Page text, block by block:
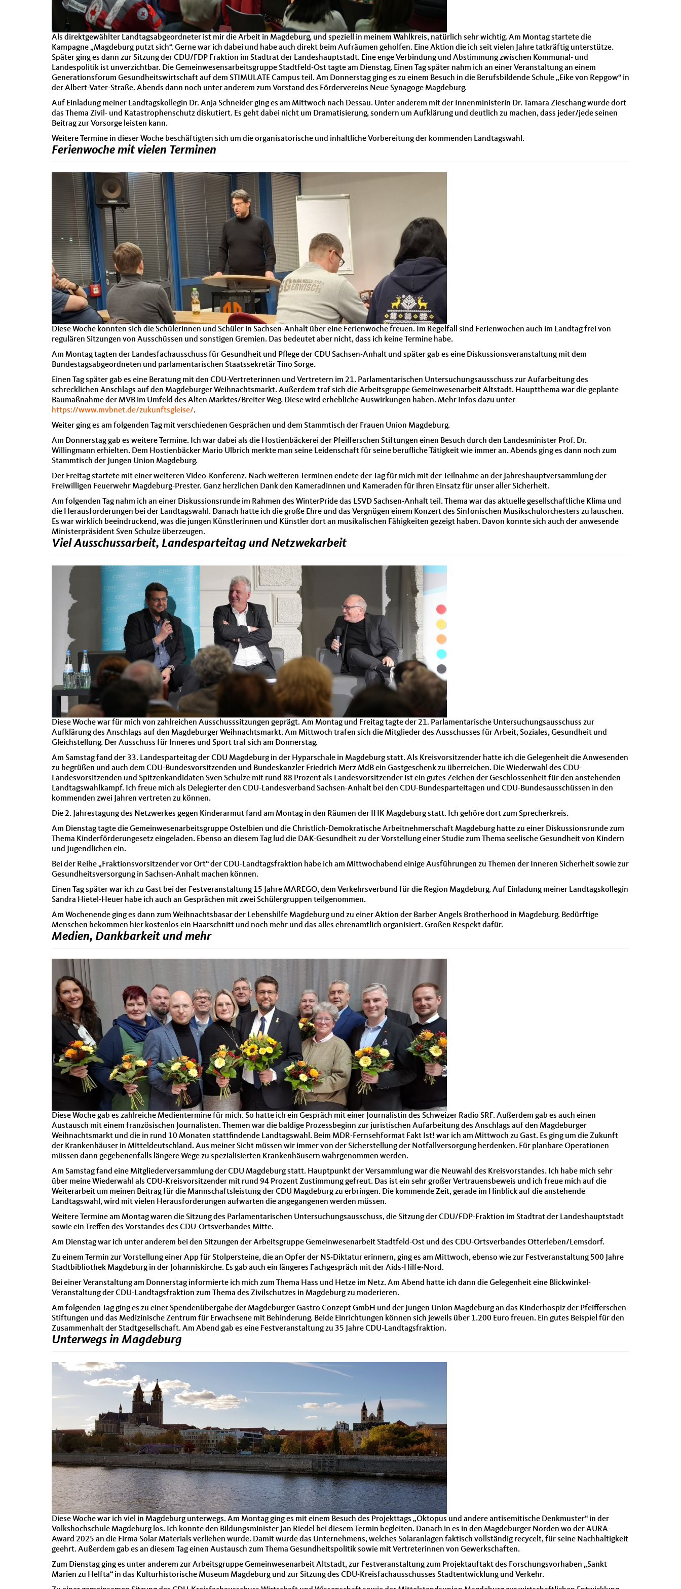
Als direktgewählter Landtagsabgeordneter ist mir die Arbeit in Magdeburg, und speziell in meinem Wahlkreis, natürlich sehr wichtig. Am Montag startete die
Kampagne „Magdeburg putzt sich“. Gerne war ich dabei und habe auch direkt beim Aufräumen geholfen. Eine Aktion die ich seit vielen Jahre tatkräftig unterstütze.
Später ging es dann zur Sitzung der CDU/FDP Fraktion im Stadtrat der Landeshauptstadt. Eine enge Verbindung und Abstimmung zwischen Kommunal- und
Landespolitik ist unverzichtbar. Die Gemeinwesensarbeitsgruppe Stadtfeld-Ost tagte am Dienstag. Einen Tag später nahm ich an einer Veranstaltung an einem
Generationsforum Gesundheitswirtschaft auf dem STIMULATE Campus teil. Am Donnerstag ging es zu einem Besuch in die Berufsbildende Schule „Eike von Repgow“ in
der Albert-Vater-Straße. Abends dann noch unter anderem zum Vorstand des Fördervereins Neue Synagoge Magdeburg.
Auf Einladung meiner Landtagskollegin Dr. Anja Schneider ging es am Mittwoch nach Dessau. Unter anderem mit der Innenministerin Dr. Tamara Zieschang wurde dort
das Thema Zivil- und Katastrophenschutz diskutiert. Es geht dabei nicht um Dramatisierung, sondern um Aufklärung und deutlich zu machen, dass jeder/jede seinen
Beitrag zur Vorsorge leisten kann.
Weitere Termine in dieser Woche beschäftigten sich um die organisatorische und inhaltliche Vorbereitung der kommenden Landtagswahl.
Ferienwoche mit vielen Terminen
Diese Woche konnten sich die Schülerinnen und Schüler in Sachsen-Anhalt über eine Ferienwoche freuen. Im Regelfall sind Ferienwochen auch im Landtag frei von
regulären Sitzungen von Ausschüssen und sonstigen Gremien. Das bedeutet aber nicht, dass ich keine Termine habe.
Am Montag tagten der Landesfachausschuss für Gesundheit und Pflege der CDU Sachsen-Anhalt und später gab es eine Diskussionsveranstaltung mit dem
Bundestagsabgeordneten und parlamentarischen Staatssekretär Tino Sorge.
Einen Tag später gab es eine Beratung mit den CDU-Vertreterinnen und Vertretern im 21. Parlamentarischen Untersuchungsausschuss zur Aufarbeitung des
schrecklichen Anschlags auf den Magdeburger Weihnachtsmarkt. Außerdem traf sich die Arbeitsgruppe Gemeinwesenarbeit Altstadt. Hauptthema war die geplante
Baumaßnahme der MVB im Umfeld des Alten Marktes/Breiter Weg. Diese wird erhebliche Auswirkungen haben. Mehr Infos dazu unter
https://www.mvbnet.de/zukunftsgleise/.
Weiter ging es am folgenden Tag mit verschiedenen Gesprächen und dem Stammtisch der Frauen Union Magdeburg.
Am Donnerstag gab es weitere Termine. Ich war dabei als die Hostienbäckerei der Pfeifferschen Stiftungen einen Besuch durch den Landesminister Prof. Dr.
Willingmann erhielten. Dem Hostienbäcker Mario Ulbrich merkte man seine Leidenschaft für seine berufliche Tätigkeit wie immer an. Abends ging es dann noch zum
Stammtisch der Jungen Union Magdeburg.
Der Freitag startete mit einer weiteren Video-Konferenz. Nach weiteren Terminen endete der Tag für mich mit der Teilnahme an der Jahreshauptversammlung der
Freiwilligen Feuerwehr Magdeburg-Prester. Ganz herzlichen Dank den Kameradinnen und Kameraden für ihren Einsatz für unser aller Sicherheit.
Am folgenden Tag nahm ich an einer Diskussionsrunde im Rahmen des WinterPride das LSVD Sachsen-Anhalt teil. Thema war das aktuelle gesellschaftliche Klima und
die Herausforderungen bei der Landtagswahl. Danach hatte ich die große Ehre und das Vergnügen einem Konzert des Sinfonischen Musikschulorchesters zu lauschen.
Es war wirklich beeindruckend, was die jungen Künstlerinnen und Künstler dort an musikalischen Fähigkeiten gezeigt haben. Davon konnte sich auch der anwesende
Ministerpräsident Sven Schulze überzeugen.
Viel Ausschussarbeit, Landesparteitag und Netzwekarbeit
Diese Woche war für mich von zahlreichen Ausschusssitzungen geprägt. Am Montag und Freitag tagte der 21. Parlamentarische Untersuchungsausschuss zur
Aufklärung des Anschlags auf den Magdeburger Weihnachtsmarkt. Am Mittwoch trafen sich die Mitglieder des Ausschusses für Arbeit, Soziales, Gesundheit und
Gleichstellung. Der Ausschuss für Inneres und Sport traf sich am Donnerstag.
Am Samstag fand der 33. Landesparteitag der CDU Magdeburg in der Hyparschale in Magdeburg statt. Als Kreisvorsitzender hatte ich die Gelegenheit die Anwesenden
zu begrüßen und auch dem CDU-Bundesvorsitzenden und Bundeskanzler Friedrich Merz MdB ein Gastgeschenk zu überreichen. Die Wiederwahl des CDU-
Landesvorsitzenden und Spitzenkandidaten Sven Schulze mit rund 88 Prozent als Landesvorsitzender ist ein gutes Zeichen der Geschlossenheit für den anstehenden
Landtagswahlkampf. Ich freue mich als Delegierter den CDU-Landesverband Sachsen-Anhalt bei den CDU-Bundesparteitagen und CDU-Bundesausschüssen in den
kommenden zwei Jahren vertreten zu können.
Die 2. Jahrestagung des Netzwerkes gegen Kinderarmut fand am Montag in den Räumen der IHK Magdeburg statt. Ich gehöre dort zum Sprecherkreis.
Am Dienstag tagte die Gemeinwesenarbeitsgruppe Ostelbien und die Christlich-Demokratische Arbeitnehmerschaft Magdeburg hatte zu einer Diskussionsrunde zum
Thema Kinderförderungesetz eingeladen. Ebenso an diesem Tag lud die DAK-Gesundheit zu der Vorstellung einer Studie zum Thema seelische Gesundheit von Kindern
und Jugendlichen ein.
Bei der Reihe „Fraktionsvorsitzender vor Ort“ der CDU-Landtagsfraktion habe ich am Mittwochabend einige Ausführungen zu Themen der Inneren Sicherheit sowie zur
Gesundheitsversorgung in Sachsen-Anhalt machen können.
Einen Tag später war ich zu Gast bei der Festveranstaltung 15 Jahre MAREGO, dem Verkehrsverbund für die Region Magdeburg. Auf Einladung meiner Landtagskollegin
Sandra Hietel-Heuer habe ich auch an Gesprächen mit zwei Schülergruppen teilgenommen.
Am Wochenende ging es dann zum Weihnachtsbasar der Lebenshilfe Magdeburg und zu einer Aktion der Barber Angels Brotherhood in Magdeburg. Bedürftige
Menschen bekommen hier kostenlos ein Haarschnitt und noch mehr und das alles ehrenamtlich organisiert. Großen Respekt dafür.
Medien, Dankbarkeit und mehr
Diese Woche gab es zahlreiche Medientermine für mich. So hatte ich ein Gespräch mit einer Journalistin des Schweizer Radio SRF. Außerdem gab es auch einen
Austausch mit einem französischen Journalisten. Themen war die baldige Prozessbeginn zur juristischen Aufarbeitung des Anschlags auf den Magdeburger
Weihnachtsmarkt und die in rund 10 Monaten stattfindende Landtagswahl. Beim MDR-Fernsehformat Fakt Ist! war ich am Mittwoch zu Gast. Es ging um die Zukunft
der Krankenhäuser in Mitteldeutschland. Aus meiner Sicht müssen wir immer von der Sicherstellung der Notfallversorgung herdenken. Für planbare Operationen
müssen dann gegebenenfalls längere Wege zu spezialisierten Krankenhäusern wahrgenommen werden.
Am Samstag fand eine Mitgliederversammlung der CDU Magdeburg statt. Hauptpunkt der Versammlung war die Neuwahl des Kreisvorstandes. Ich habe mich sehr
über meine Wiederwahl als CDU-Kreisvorsitzender mit rund 94 Prozent Zustimmung gefreut. Das ist ein sehr großer Vertrauensbeweis und ich freue mich auf die
Weiterarbeit um meinen Beitrag für die Mannschaftsleistung der CDU Magdeburg zu erbringen. Die kommende Zeit, gerade im Hinblick auf die anstehende
Landtagswahl, wird mit vielen Herausforderungen aufwarten die angegangenen werden müssen.
Weitere Termine am Montag waren die Sitzung des Parlamentarischen Untersuchungsausschuss, die Sitzung der CDU/FDP-Fraktion im Stadtrat der Landeshauptstadt
sowie ein Treffen des Vorstandes des CDU-Ortsverbandes Mitte.
Am Dienstag war ich unter anderem bei den Sitzungen der Arbeitsgruppe Gemeinwesenarbeit Stadtfeld-Ost und des CDU-Ortsverbandes Otterleben/Lemsdorf.
Zu einem Termin zur Vorstellung einer App für Stolpersteine, die an Opfer der NS-Diktatur erinnern, ging es am Mittwoch, ebenso wie zur Festveranstaltung 500 Jahre
Stadtbibliothek Magdeburg in der Johanniskirche. Es gab auch ein längeres Fachgespräch mit der Aids-Hilfe-Nord.
Bei einer Veranstaltung am Donnerstag informierte ich mich zum Thema Hass und Hetze im Netz. Am Abend hatte ich dann die Gelegenheit eine Blickwinkel-
Veranstaltung der CDU-Landtagsfraktion zum Thema des Zivilschutzes in Magdeburg zu moderieren.
Am folgenden Tag ging es zu einer Spendenübergabe der Magdeburger Gastro Conzept GmbH und der Jungen Union Magdeburg an das Kinderhospiz der Pfeifferschen
Stiftungen und das Medizinische Zentrum für Erwachsene mit Behinderung. Beide Einrichtungen können sich jeweils über 1.200 Euro freuen. Ein gutes Beispiel für den
Zusammenhalt der Stadtgesellschaft. Am Abend gab es eine Festveranstaltung zu 35 Jahre CDU-Landtagsfraktion.
Unterwegs in Magdeburg
Diese Woche war ich viel in Magdeburg unterwegs. Am Montag ging es mit einem Besuch des Projekttags „Oktopus und andere antisemitische Denkmuster“ in der
Volkshochschule Magdeburg los. Ich konnte den Bildungsminister Jan Riedel bei diesem Termin begleiten. Danach in es in den Magdeburger Norden wo der AURA-
Award 2025 an die Firma Solar Materials verliehen wurde. Damit wurde das Unternehmens, welches Solaranlagen faktisch vollständig recycelt, für seine Nachhaltigkeit
geehrt. Außerdem gab es an diesem Tag einen Austausch zum Thema Gesundheitspolitik sowie mit Vertreterinnen von Gewerkschaften.
Zum Dienstag ging es unter anderem zur Arbeitsgruppe Gemeinwesenarbeit Altstadt, zur Festveranstaltung zum Projektauftakt des Forschungsvorhaben „Sankt
Marien zu Helfta“ in das Kulturhistorische Museum Magdeburg und zur Sitzung des CDU-Kreisfachausschusses Stadtentwicklung und Verkehr.